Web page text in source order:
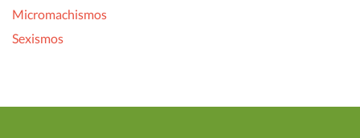
Micromachismos
Sexismos